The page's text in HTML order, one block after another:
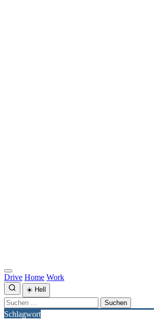
Drive Home Work
☀️ Hell
Suchen
nach:
Schlagwort